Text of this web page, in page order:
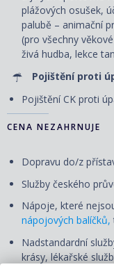
plážových osušek,
palubě – animační
(pro všechny
živá hudba, lekce
Pojištění proti
Pojištění CK proti
CENA NEZAHRNUJE
Dopravu do/z
Služby českého
Nápoje, které
nápojových balíčků,
Nadstandardní
krásy, lékařské